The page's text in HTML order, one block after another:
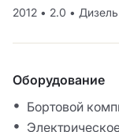
2012 • 2.0 • Дизель
Оборудование
Бортовой